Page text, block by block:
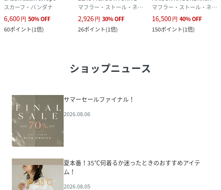
スカーフ・バンダナ
6,600円 50%OFF
60ポイント(1倍)
マフラー・ストール・ネックウォーマー
2,926円 30%OFF
26ポイント(1倍)
マフラー・ストール・ネックウォーマー
16,500円 40%OFF
150ポイント(1倍)
ショップニュース
サマーセールファイナル！
2026.08.06
夏本番！35℃何着るか迷ったときのおすすめアイテ
ム！
2026.08.05